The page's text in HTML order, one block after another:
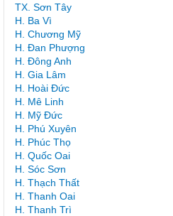
TX. Sơn Tây
H. Ba Vì
H. Chương Mỹ
H. Đan Phượng
H. Đông Anh
H. Gia Lâm
H. Hoài Đức
H. Mê Linh
H. Mỹ Đức
H. Phú Xuyên
H. Phúc Thọ
H. Quốc Oai
H. Sóc Sơn
H. Thạch Thất
H. Thanh Oai
H. Thanh Trì